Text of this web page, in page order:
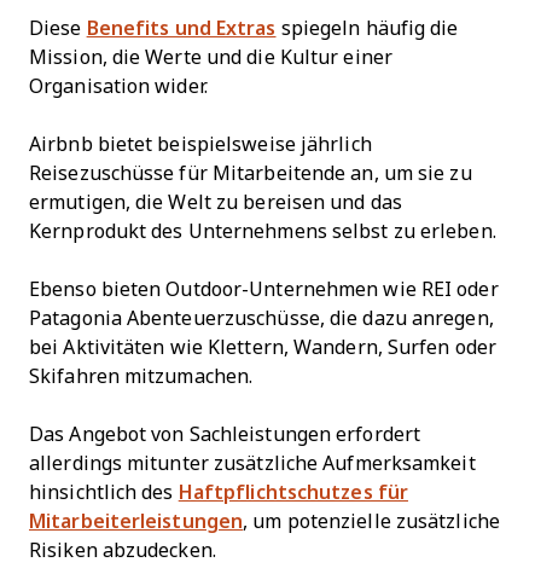
Diese Benefits und Extras spiegeln häufig die
Mission, die Werte und die Kultur einer
Organisation wider.
Airbnb bietet beispielsweise jährlich
Reisezuschüsse für Mitarbeitende an, um sie zu
ermutigen, die Welt zu bereisen und das
Kernprodukt des Unternehmens selbst zu erleben.
Ebenso bieten Outdoor-Unternehmen wie REI oder
Patagonia Abenteuerzuschüsse, die dazu anregen,
bei Aktivitäten wie Klettern, Wandern, Surfen oder
Skifahren mitzumachen.
Das Angebot von Sachleistungen erfordert
allerdings mitunter zusätzliche Aufmerksamkeit
hinsichtlich des Haftpflichtschutzes für
Mitarbeiterleistungen, um potenzielle zusätzliche
Risiken abzudecken.